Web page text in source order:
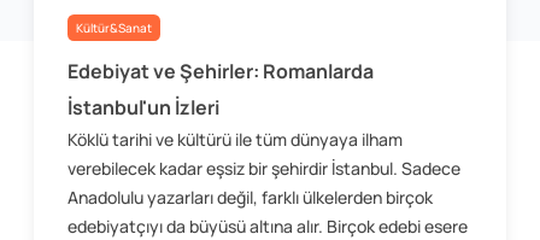
Kültür&Sanat
Edebiyat ve Şehirler: Romanlarda
İstanbul'un İzleri
Köklü tarihi ve kültürü ile tüm dünyaya ilham
verebilecek kadar eşsiz bir şehirdir İstanbul. Sadece
Anadolulu yazarları değil, farklı ülkelerden birçok
edebiyatçıyı da büyüsü altına alır. Birçok edebi esere